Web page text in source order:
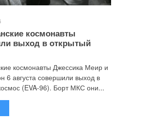
космонавты
выход в открытый
космонавты Джессика Меир и
6 августа совершили выход в
(EVA-96). Борт МКС они...